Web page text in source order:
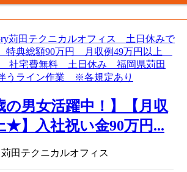
の男女活躍中！】【月収
★】入社祝い金90万円...
苅田テクニカルオフィス